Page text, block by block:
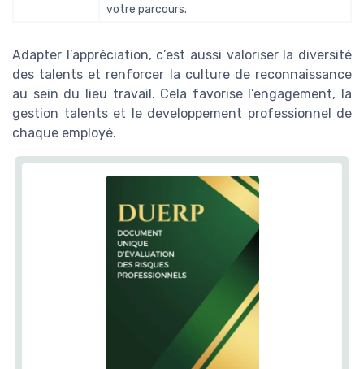
votre parcours.
Adapter l’appréciation, c’est aussi valoriser la diversité
des talents et renforcer la culture de reconnaissance
au sein du lieu travail. Cela favorise l’engagement, la
gestion talents et le developpement professionnel de
chaque employé.